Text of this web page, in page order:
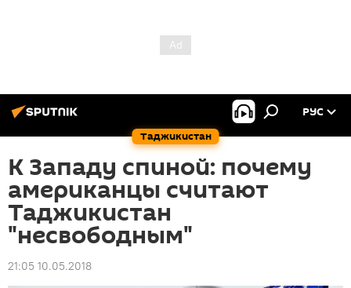
Таджикистан
РУС
К Западу спиной: почему
американцы считают
Таджикистан
"несвободным"
21:05 10.05.2018